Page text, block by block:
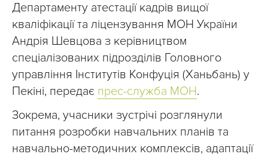
Департаменту атестації кадрів вищої
кваліфікації та ліцензування МОН України
Андрія Шевцова з керівництвом
спеціалізованих підрозділів Головного
управління Інститутів Конфуція (Ханьбань) у
Пекіні, передає прес-служба МОН.
Зокрема, учасники зустрічі розглянули
питання розробки навчальних планів та
навчально-методичних комплексів, адаптації